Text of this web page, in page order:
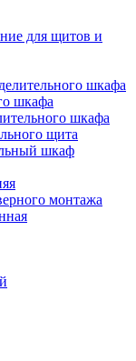
для щитов и
шкафа
шкафа
шкафа
щита
шкаф
монтажа